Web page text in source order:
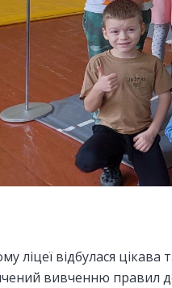
ліцеї відбулася цікава
вивченню правил